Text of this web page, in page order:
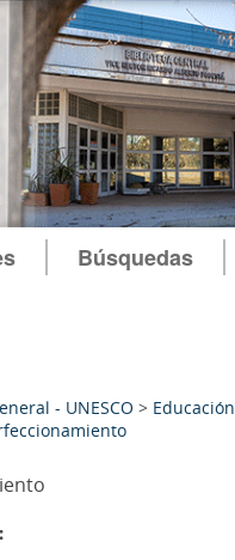
Búsquedas
- UNESCO > Educación